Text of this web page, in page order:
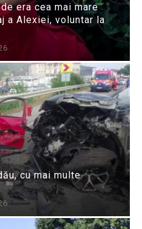
era cea mai mare
a Alexiei, voluntar la
cu mai multe